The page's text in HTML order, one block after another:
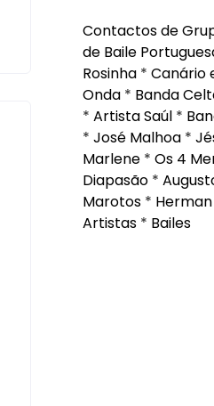
Contactos de
de Baile
Rosinha * Canário
Onda * Banda
* Artista Saúl *
* José Malhoa *
Marlene * Os 4
Diapasão *
Marotos *
Artistas * Bailes